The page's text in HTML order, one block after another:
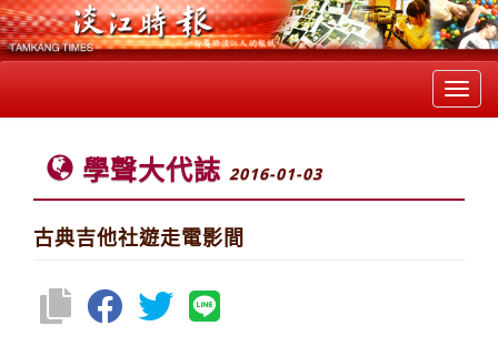
學聲大代誌 2016-01-03
古典吉他社遊走電影間